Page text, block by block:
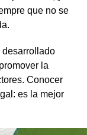
que no se
desarrollado
la
Conocer
es la mejor